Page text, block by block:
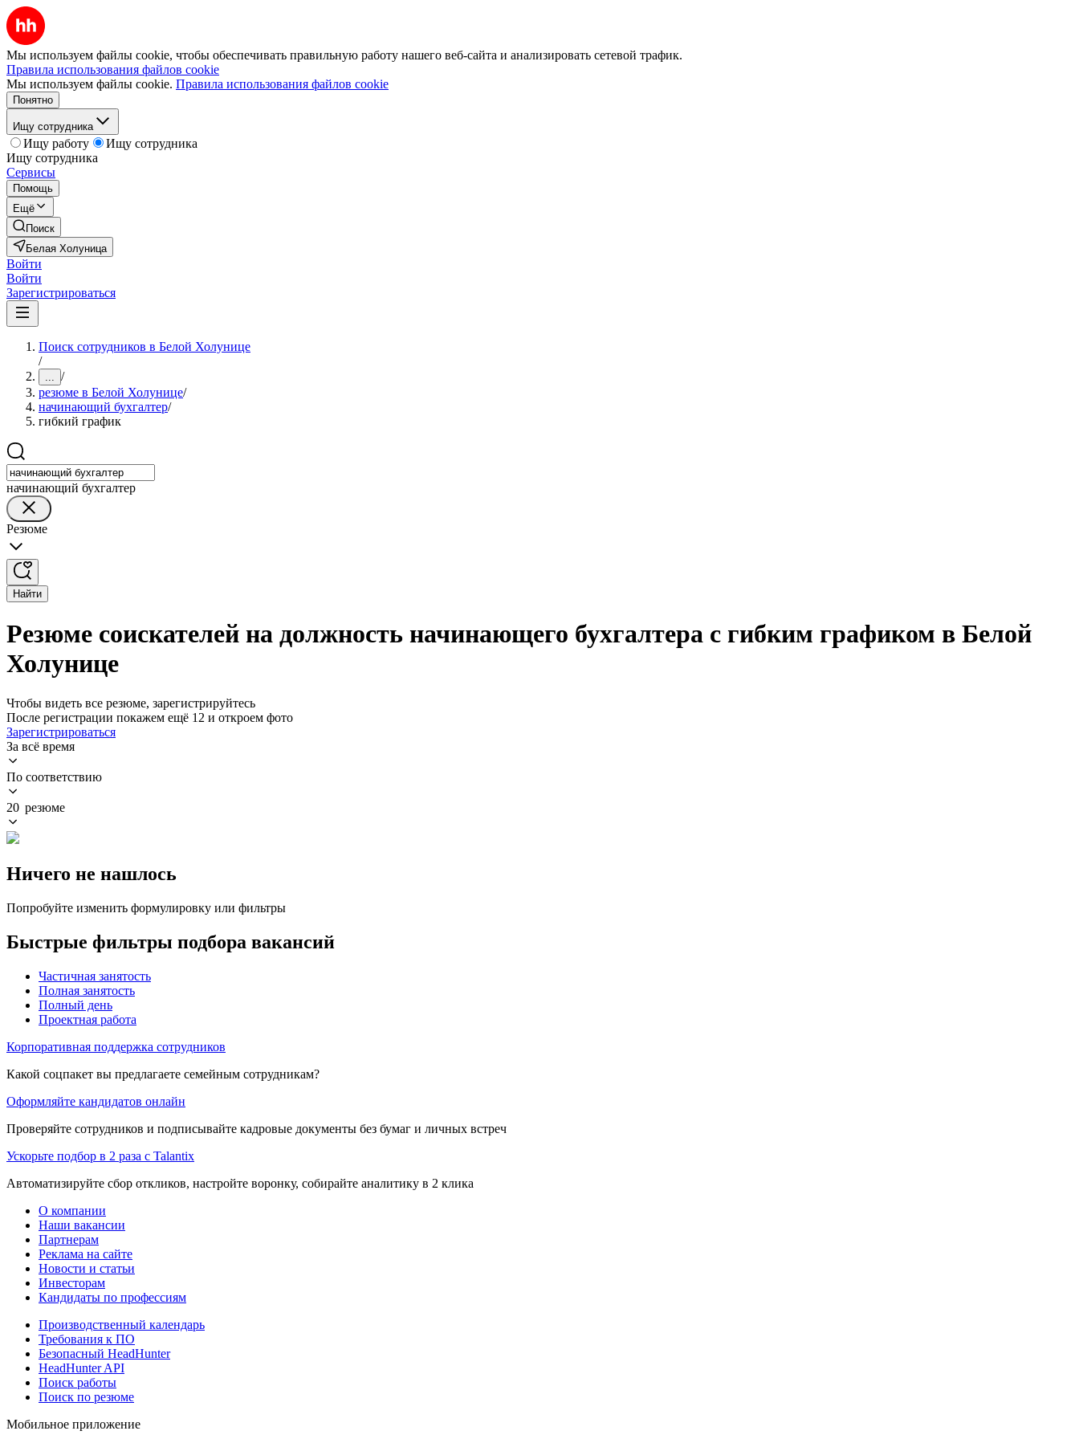
Мы используем файлы cookie, чтобы обеспечивать правильную работу нашего веб-сайта и анализировать сетевой трафик.
Правила использования файлов cookie
Мы используем файлы cookie. Правила использования файлов cookie
Понятно
Ищу сотрудника
Ищу работу
Ищу сотрудника
Ищу сотрудника
Сервисы
Помощь
Ещё
Поиск
Белая Холуница
Войти
Войти
Зарегистрироваться
Поиск сотрудников в Белой Холунице
/
... /
резюме в Белой Холунице/
начинающий бухгалтер/
гибкий график
начинающий бухгалтер
Резюме
Найти
Резюме соискателей на должность начинающего бухгалтера с гибким графиком в Белой
Холунице
Чтобы видеть все резюме, зарегистрируйтесь
После регистрации покажем ещё 12 и откроем фото
Зарегистрироваться
За всё время
По соответствию
20 резюме
Ничего не нашлось
Попробуйте изменить формулировку или фильтры
Быстрые фильтры подбора вакансий
Частичная занятость
Полная занятость
Полный день
Проектная работа
Корпоративная поддержка сотрудников
Какой соцпакет вы предлагаете семейным сотрудникам?
Оформляйте кандидатов онлайн
Проверяйте сотрудников и подписывайте кадровые документы без бумаг и личных встреч
Ускорьте подбор в 2 раза с Talantix
Автоматизируйте сбор откликов, настройте воронку, собирайте аналитику в 2 клика
О компании
Наши вакансии
Партнерам
Реклама на сайте
Новости и статьи
Инвесторам
Кандидаты по профессиям
Производственный календарь
Требования к ПО
Безопасный HeadHunter
HeadHunter API
Поиск работы
Поиск по резюме
Мобильное приложение